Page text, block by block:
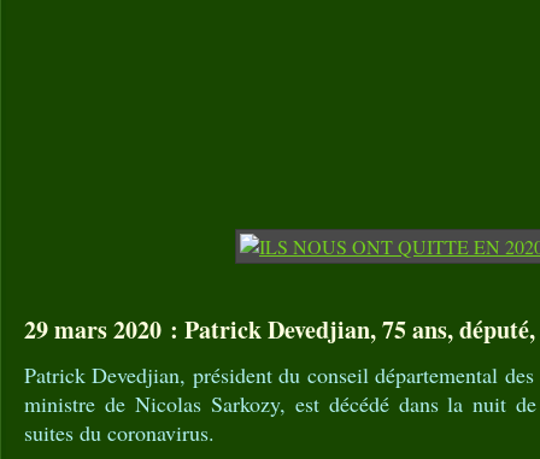
29 mars 2020 : Patrick Devedjian, 75 ans,
Patrick Devedjian, président du conseil départemental
ministre de Nicolas Sarkozy, est décédé dans la nuit
suites du coronavirus.